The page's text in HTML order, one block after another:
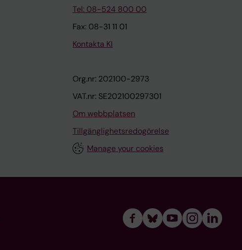
Tel: 08-524 800 00
Fax: 08-31 11 01
Kontakta KI
Org.nr: 202100-2973
VAT.nr: SE202100297301
Om webbplatsen
Tillgänglighetsredogörelse
Manage your cookies